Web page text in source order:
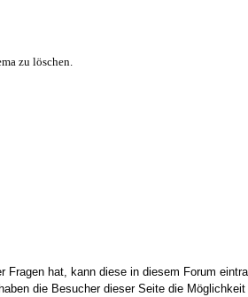
zu löschen.
hat, kann diese in diesem Forum
die Besucher dieser Seite die